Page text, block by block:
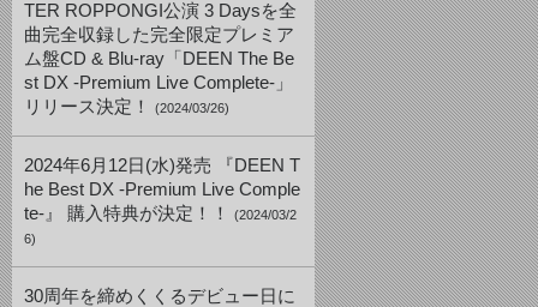
TER ROPPONGI公演 3 Daysを全
曲完全収録した完全限定プレミア
ム盤CD & Blu-ray「DEEN The Be
st DX -Premium Live Complete-」
リリース決定！
(2024/03/26)
2024年6月12日(水)発売 『DEEN T
he Best DX -Premium Live Comple
te-』 購入特典が決定！！
(2024/03/2
6)
30周年を締めくくるデビュー日に